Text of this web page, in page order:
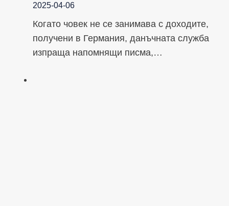
2025-04-06
Когато човек не се занимава с доходите,
получени в Германия, данъчната служба
изпраща напомнящи писма,…